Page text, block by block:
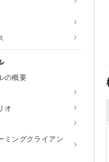
の概要
オ
ミングクライアン